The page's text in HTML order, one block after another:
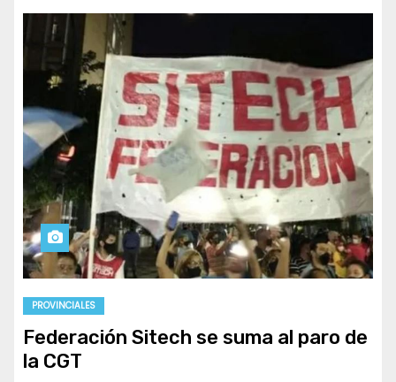
PROVINCIALES
Federación Sitech se suma al paro de
la CGT